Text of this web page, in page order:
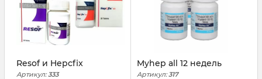
Resof и Hepcfix
Артикул: 333
Myhep all 12 недель
Артикул: 317